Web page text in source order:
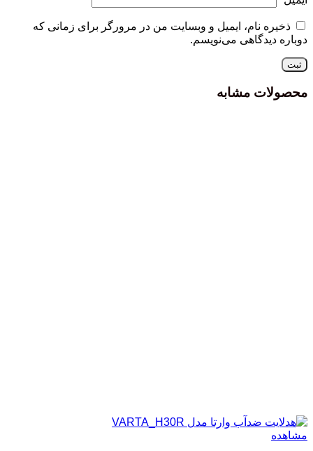
ذخیره نام، ایمیل و وبسایت من در مرورگر برای زمانی که
دوباره دیدگاهی می‌نویسم.
محصولات مشابه
مشاهده